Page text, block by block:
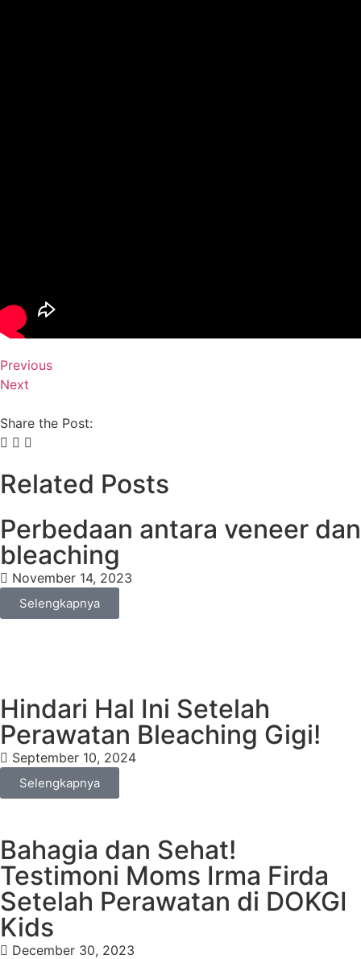
Previous
Next
Share the Post:
Related Posts
Perbedaan antara veneer dan
bleaching
November 14, 2023
Selengkapnya
Hindari Hal Ini Setelah
Perawatan Bleaching Gigi!
September 10, 2024
Selengkapnya
Bahagia dan Sehat!
Testimoni Moms Irma Firda
Setelah Perawatan di DOKGI
Kids
December 30, 2023